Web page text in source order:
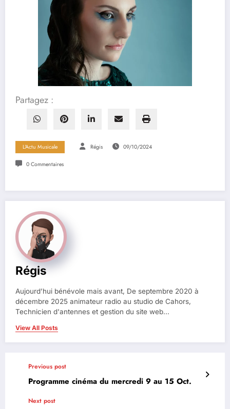
Partagez :
L'Actu Musicale Régis 09/10/2024
0 Commentaires
Régis
Aujourd’hui bénévole mais avant, De septembre 2020 à
décembre 2025 animateur radio au studio de Cahors,
Technicien d'antennes et gestion du site web...
View All Posts
Previous post
Programme cinéma du mercredi 9 au 15 Oct.
Next post